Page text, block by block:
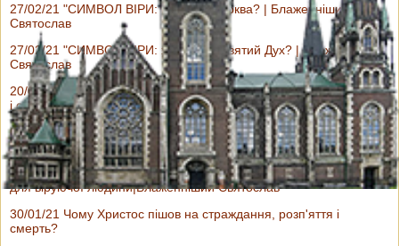
27/02/21 "СИМВОЛ ВІРИ: що таке Церква? | Блаженніший
Святослав
27/02/21 "СИМВОЛ ВІРИ: хто такий Святий Дух? | Блаженніший
Святослав
20/02/21 "Символ віри": про другий славний прихід Ісуса Христа
і страшний суд | Блаженніший Святослав
13/02/21 "Символ віри": куди саме вознісся Ісус і що таке
правиця Отця? |Блаженніший Святослав
06/02/21 "Символ віри":Значення події воскресіння Ісуса Христа
для віруючої людини|Блаженніший Святослав
30/01/21 Чому Христос пішов на страждання, розп'яття і
смерть?